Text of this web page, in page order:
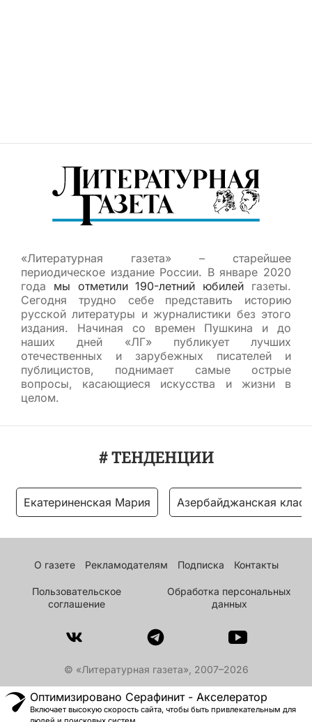
«Литературная газета» – старейшее
периодическое издание России. В январе 2020
года мы отметили 190-летний юбилей газеты.
Сегодня трудно себе представить историю
русской литературы и журналистики без этого
издания. Начиная со времен Пушкина и до
наших дней «ЛГ» публикует лучших
отечественных и зарубежных писателей и
публицистов, поднимает самые острые
вопросы, касающиеся искусства и жизни в
целом.
# ТЕНДЕНЦИИ
Екатериненская Мария Азербайджанская
О газете Рекламодателям Подписка Контакты
Пользовательское
соглашение
Обработка персональных
данных
© «Литературная газета», 2007–2026
Оптимизировано Серафинит - Акселератор
Включает высокую скорость сайта, чтобы быть привлекательным для